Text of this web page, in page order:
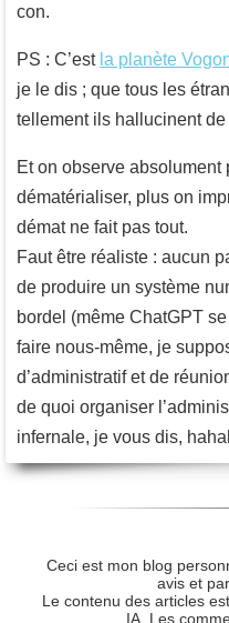
con.
PS : C’est la planète
je le dis ; que tous les
tellement ils hallucinent de
Et on observe
dématérialiser, plus on
démat ne fait pas tout.
Faut être réaliste : aucun
de produire un système
bordel (même ChatGPT
faire nous-même, je
d’administratif et de
de quoi organiser
infernale, je vous dis,
Ceci est mon blog
avis et
Le contenu des articles
IA. Les